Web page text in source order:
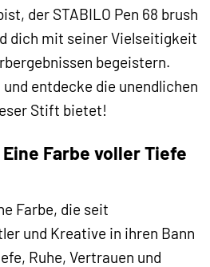
der STABILO Pen 68 brush
dich mit seiner Vielseitigkeit
begeistern.
entdecke die unendlichen
Stift bietet!
Farbe voller Tiefe
Farbe, die seit
und Kreative in ihren Bann
Ruhe, Vertrauen und